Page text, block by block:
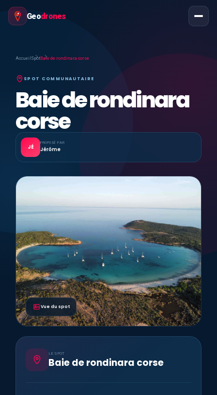
Geodrones
Accueil SpotBaie de rondinara corse
SPOT COMMUNAUTAIRE
Baie de rondinara
corse
JÉ
PROPOSÉ PAR
Jérôme
Vue du spot
LE SPOT
Baie de rondinara corse